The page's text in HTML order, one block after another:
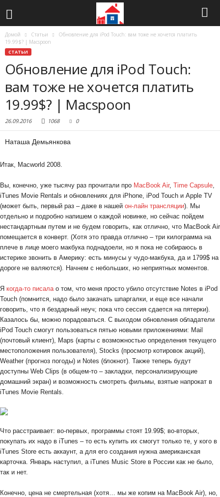
Домой Статьи
Обновление для iPod Touch: вам тоже не хочется платить
19.99$? | Macspoon
СТАТЬИ
Обновление для iPod Touch:
вам тоже не хочется платить
19.99$? | Macspoon
26.09.2016 1068 0
Наташа Демьянкова
Итак, Macworld 2008.
Вы, конечно, уже тысячу раз прочитали про MacBook Air, Time Capsule,
iTunes Movie Rentals и обновлениях для iPhone, iPod Touch и Apple TV
(может быть, первый раз – даже в нашей он-лайн трансляции). Мы
отдельно и подробно напишем о каждой новинке, но сейчас пойдем
нестандартным путем и не будем говорить, как отлично, что MacBook Air
помещается в конверт. (Хотя это правда отлично – три килограмма на
плече в лице моего макбука поднадоели, но я пока не собираюсь в
истерике звонить в Америку: есть минусы у чудо-макбука, да и 1799$ на
дороге не валяются). Начнем с небольших, но неприятных моментов.
Я когда-то писалао том, что меня просто убило отсутствие Notes в iPod
Touch (помнится, надо было закачать шпаргалки, и еще все начали
говорить, что я бездарный неуч; пока что сессия сдается на пятерки).
Казалось бы, можно порадоваться. С выходом обновления обладатели
iPod Touch смогут пользоваться пятью новыми приложениями: Mail
(почтовый клиент), Maps (карты с возможностью определения текущего
местоположения пользователя), Stocks (просмотр котировок акций),
Weather (прогноз погоды) и Notes (блокнот). Также теперь будут
доступны Web Clips (в общем-то – закладки, персонализирующие
домашний экран) и возможность смотреть фильмы, взятые напрокат в
iTunes Movie Rentals.
Что расстраивает: во-первых, программы стоят 19.99$; во-вторых,
покупать их надо в iTunes – то есть купить их смогут только те, у кого в
iTunes Store есть аккаунт, а для его создания нужна американская
карточка. Январь наступил, а iTunes Music Store в России как не было,
так и нет.
Конечно, цена не смертельная (хотя… мы же копим на MacBook Air), но,